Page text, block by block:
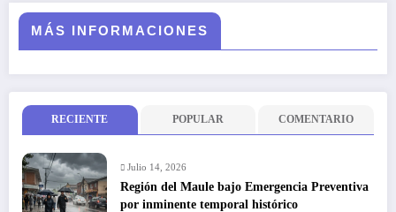
MÁS INFORMACIONES
RECIENTE POPULAR COMENTARIO
Julio 14, 2026
Región del Maule bajo Emergencia Preventiva
por inminente temporal histórico